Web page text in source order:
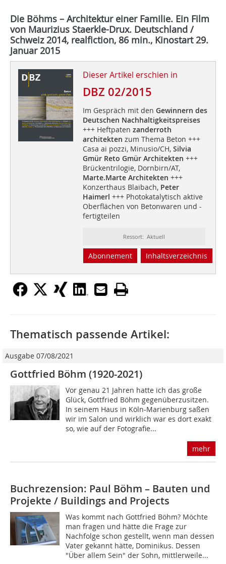
Die Böhms – Architektur einer Familie. Ein Film
von Maurizius Staerkle-Drux. Deutschland /
Schweiz 2014, realfiction, 86 min., Kinostart 29.
Januar 2015
Dieser Artikel erschien in
DBZ 02/2015
Im Gespräch mit den Gewinnern des
Deutschen Nachhaltigkeitspreises
+++ Heftpaten zanderroth
architekten zum Thema Beton +++
Casa ai pozzi, Minusio/CH, Silvia
Gmür Reto Gmür Architekten +++
Brückentrilogie, Dornbirn/AT,
Marte.Marte Architekten +++
Konzerthaus Blaibach, Peter
Haimerl +++ Photokatalytisch aktive
Oberflächen von Betonwaren und -
fertigteilen
Ressort: Aktuell
Abonnement Inhaltsverzeichnis
Thematisch passende Artikel:
Ausgabe 07/08/2021
Gottfried Böhm (1920-2021)
Vor genau 21 Jahren hatte ich das große
Glück, Gottfried Böhm gegenüberzusitzen.
In seinem Haus in Köln-Marienburg saßen
wir im Salon und wirklich war es dort exakt
so, wie auf der Fotografie...
mehr
Buchrezension: Paul Böhm – Bauten und
Projekte / Buildings and Projects
Was kommt nach Gottfried Böhm? Möchte
man fragen und hätte die Frage zur
Nachfolge schon gestellt, wenn man dessen
Vater gekannt hätte, Dominikus. Dessen
"Über allem Sein" der Sohn, mittlerweile...